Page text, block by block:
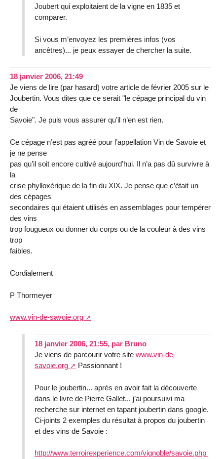
Joubert qui exploitaient de la vigne en 1835 et
comparer.
Si vous m’envoyez les premières infos (vos
ancêtres)... je peux essayer de chercher la suite.
18 janvier 2006, 21:49
Je viens de lire (par hasard) votre article de février 2005 sur le
Joubertin. Vous dites que ce serait "le cépage principal du vin
de
Savoie". Je puis vous assurer qu’il n’en est rien.
Ce cépage n’est pas agréé pour l’appellation Vin de Savoie et
je ne pense
pas qu’il soit encore cultivé aujourd’hui. Il n’a pas dû survivre à
la
crise phylloxérique de la fin du XIX. Je pense que c’était un
des cépages
secondaires qui étaient utilisés en assemblages pour tempérer
des vins
trop fougueux ou donner du corps ou de la couleur à des vins
trop
faibles.
Cordialement
P Thormeyer
www.vin-de-savoie.org
18 janvier 2006, 21:55, par Bruno
Je viens de parcourir votre site www.vin-de-
savoie.org
Passionnant !
Pour le joubertin... après en avoir fait la découverte
dans le livre de Pierre Gallet... j’ai poursuivi ma
recherche sur internet en tapant joubertin dans google.
Ci-joints 2 exemples du résultat à propos du joubertin
et des vins de Savoie :
http://www.terroirexperience.com/vignoble/savoie.php